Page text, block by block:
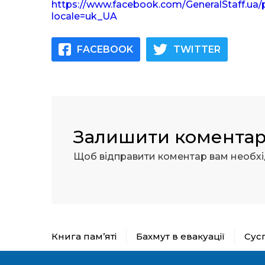
https://www.facebook.com/
locale=uk_UA
FACEBOOK TWITTER
Залишити коментар
Щоб відправити коментар вам
Книга пам’яті Бахмут в евакуації